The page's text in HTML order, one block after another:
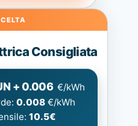
Consigliata
+ 0.006 €/kWh
0.008 €/kWh
10.5€